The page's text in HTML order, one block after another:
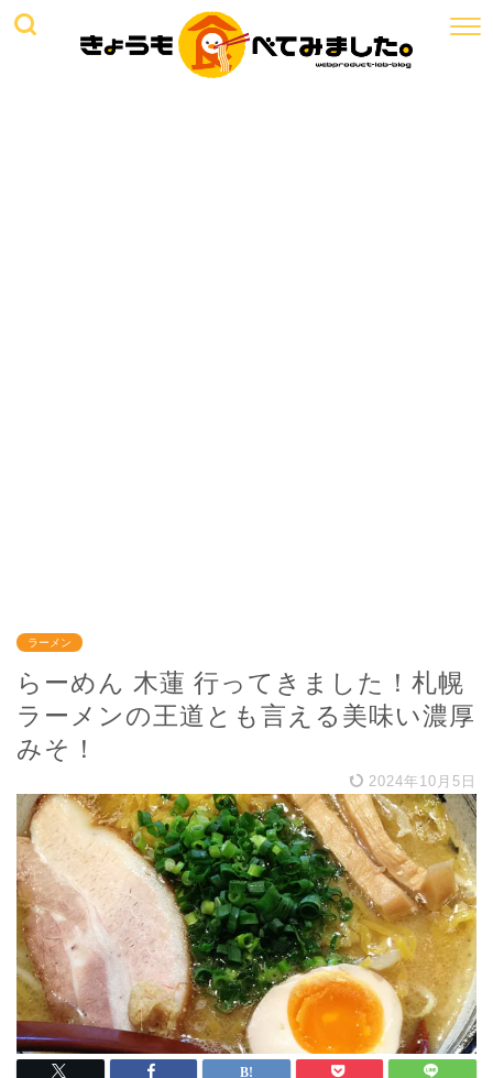
ラーメン
らーめん 木蓮 行ってきました！札幌
ラーメンの王道とも言える美味い濃厚
みそ！
2024年10月5日